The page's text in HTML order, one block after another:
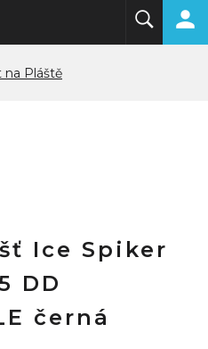
Pláště
Ice Spiker
DD
černá